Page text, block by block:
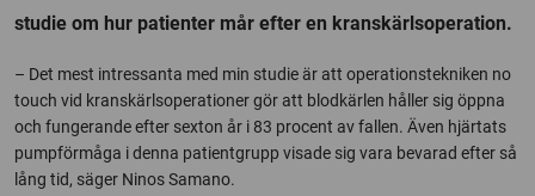
studie om hur patienter mår efter en kranskärlsoperation.
– Det mest intressanta med min studie är att operationstekniken no
touch vid kranskärlsoperationer gör att blodkärlen håller sig öppna
och fungerande efter sexton år i 83 procent av fallen. Även hjärtats
pumpförmåga i denna patientgrupp visade sig vara bevarad efter så
lång tid, säger Ninos Samano.